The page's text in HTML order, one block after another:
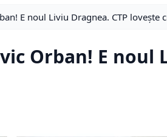
E noul Liviu Dragnea. CTP loveşte
Orban! E noul